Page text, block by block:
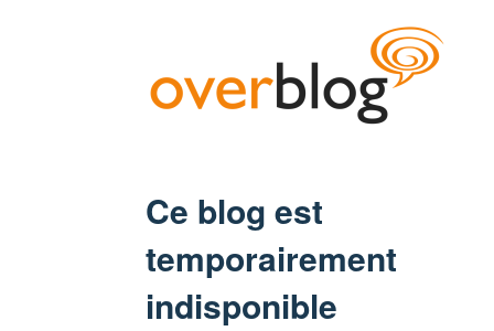
Ce blog est
temporairement
indisponible